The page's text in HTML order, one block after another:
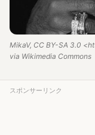
MikaV, CC BY-SA 3.0
via Wikimedia Commons
スポンサーリンク